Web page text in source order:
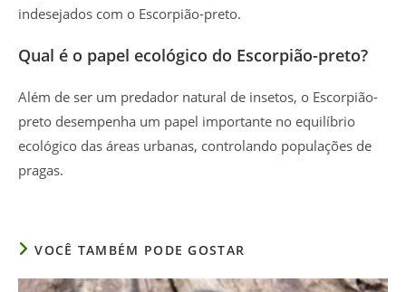
indesejados com o Escorpião-preto.
Qual é o papel ecológico do Escorpião-preto?
Além de ser um predador natural de insetos, o Escorpião-
preto desempenha um papel importante no equilíbrio
ecológico das áreas urbanas, controlando populações de
pragas.
VOCÊ TAMBÉM PODE GOSTAR